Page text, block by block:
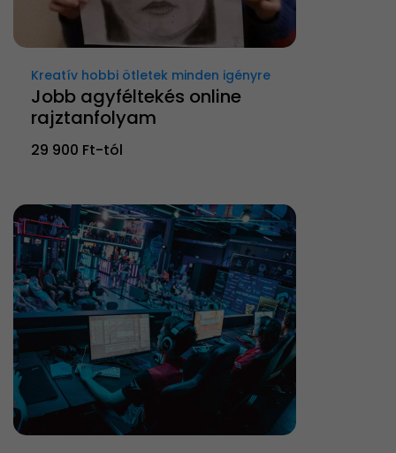
Kreatív hobbi ötletek minden igényre
Jobb agyféltekés online
rajztanfolyam
29 900 Ft-tól